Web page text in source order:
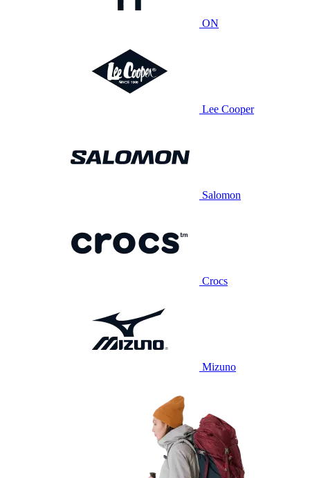
ON
Lee Cooper
Salomon
Crocs
Mizuno